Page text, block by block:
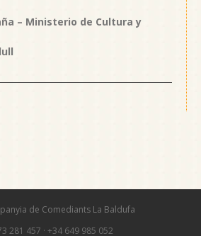
– Ministerio de Cultura y
de Comediants La Baldufa
281 457 · +34 649 985 052